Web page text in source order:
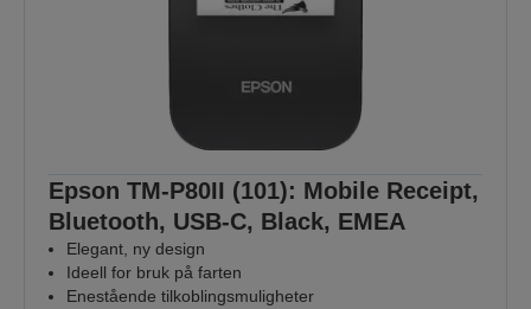
Epson TM-P80II (101): Mobile Receipt,
Bluetooth, USB-C, Black, EMEA
Elegant, ny design
Ideell for bruk på farten
Enestående tilkoblingsmuligheter